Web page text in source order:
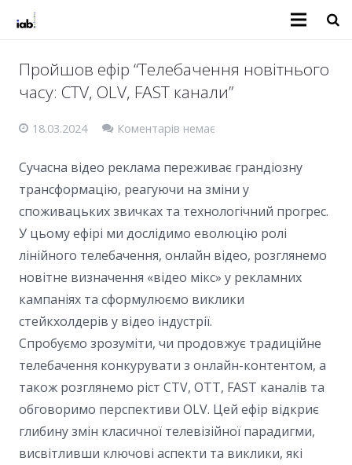
Пройшов ефір “Телебачення новітнього
часу: CTV, OLV, FAST канали”
18.03.2024 Коментарів немає
Сучасна відео реклама переживає грандіозну
трансформацію, реагуючи на зміни у
споживацьких звичках та технологічний прогрес.
У цьому ефірі ми дослідимо еволюцію ролі
лінійного телебачення, онлайн відео, розглянемо
новітне визначення «відео мікс» у рекламних
кампаніях та сформулюємо виклики
стейкхолдерів у відео індустрії.
Спробуємо зрозуміти, чи продовжує традиційне
телебачення конкурувати з онлайн-контентом, а
також розглянемо ріст CTV, OTT, FAST каналів та
обговоримо перспективи OLV. Цей ефір відкриє
глибину змін класичної телевізійної парадигми,
висвітливши ключові аспекти та виклики, які